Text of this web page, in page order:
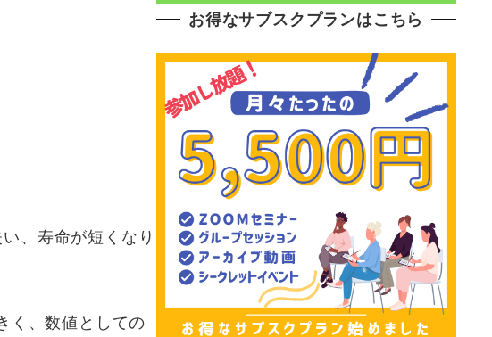
、寿命が短くなり
く、数値としての
お得なサブスクプランはこちら